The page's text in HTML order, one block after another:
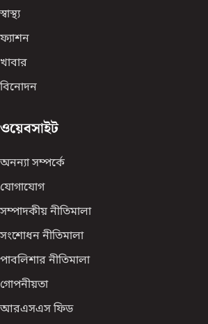
স্বাস্থ্য
ফ্যাশন
খাবার
বিনোদন
ওয়েবসাইট
অনন্যা সম্পর্কে
যোগাযোগ
সম্পাদকীয় নীতিমালা
সংশোধন নীতিমালা
পাবলিশার নীতিমালা
গোপনীয়তা
আরএসএস ফিড